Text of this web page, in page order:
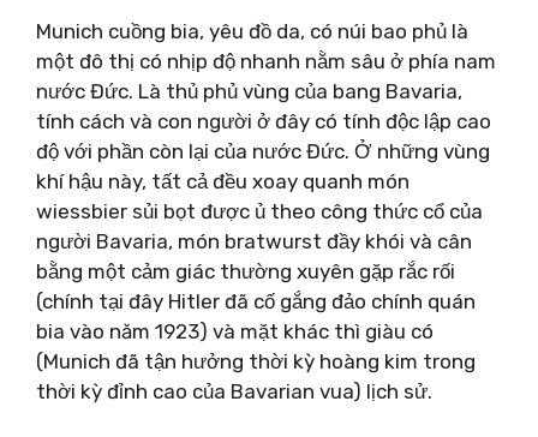
Munich cuồng bia, yêu đồ da, có núi bao phủ là
một đô thị có nhịp độ nhanh nằm sâu ở phía nam
nước Đức. Là thủ phủ vùng của bang Bavaria,
tính cách và con người ở đây có tính độc lập cao
độ với phần còn lại của nước Đức. Ở những vùng
khí hậu này, tất cả đều xoay quanh món
wiessbier sủi bọt được ủ theo công thức cổ của
người Bavaria, món bratwurst đầy khói và cân
bằng một cảm giác thường xuyên gặp rắc rối
(chính tại đây Hitler đã cố gắng đảo chính quán
bia vào năm 1923) và mặt khác thì giàu có
(Munich đã tận hưởng thời kỳ hoàng kim trong
thời kỳ đỉnh cao của Bavarian vua) lịch sử.